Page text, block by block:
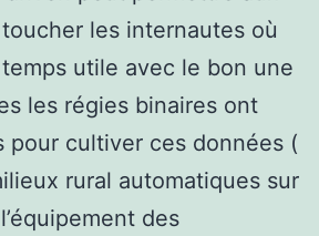
les internautes où
utile avec le bon une
les régies binaires ont
pour cultiver ces données (
rural automatiques sur
des